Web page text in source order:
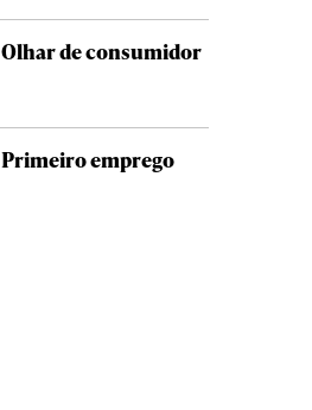
Olhar de consumidor
Primeiro emprego